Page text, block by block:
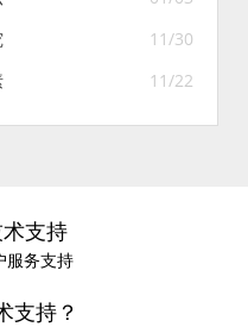
11/30
11/22
支持
服务支持
支持？